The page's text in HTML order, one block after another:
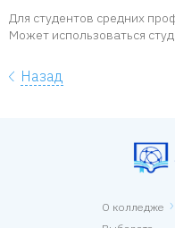
Для студентов средних
Может использоваться
Назад
О колледже